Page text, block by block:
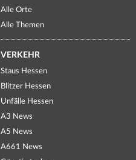
Alle Orte
Alle Themen
VERKEHR
Staus Hessen
Blitzer Hessen
Unfälle Hessen
A3 News
A5 News
A661 News